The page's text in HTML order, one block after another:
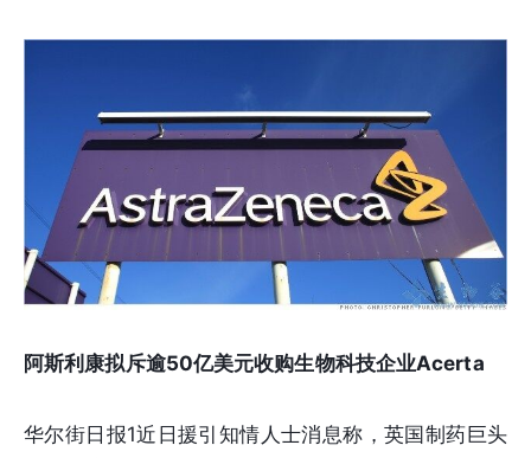
阿斯利康拟斥逾50亿美元收购生物科技企业Acerta
华尔街日报1近日援引知情人士消息称，英国制药巨头